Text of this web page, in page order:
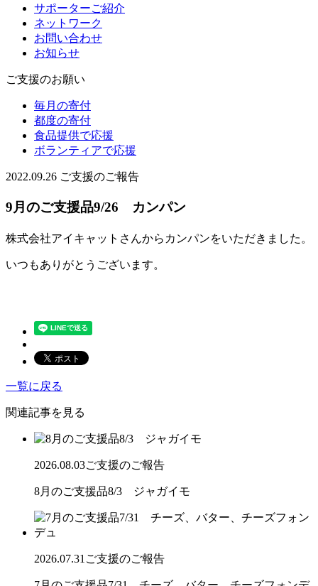
サポーターご紹介
ネットワーク
お問い合わせ
お知らせ
ご支援のお願い
毎月の寄付
都度の寄付
食品提供で応援
ボランティアで応援
2022.09.26 ご支援のご報告
9月のご支援品9/26 カンパン
株式会社アイキャットさんからカンパンをいただきました。
いつもありがとうございます。
一覧に戻る
関連記事を見る
2026.08.03ご支援のご報告
8月のご支援品8/3 ジャガイモ
2026.07.31 ご支援のご報告